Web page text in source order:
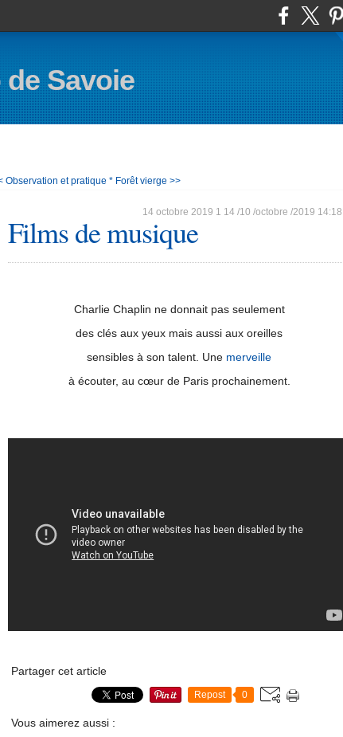
Savoie
Observation et pratique * Forêt vierge >>
14 octobre 2019 1 14 /10 /octobre /2019 14:18
Films de musique
Charlie Chaplin ne donnait pas seulement
des clés aux yeux mais aussi aux oreilles
sensibles à son talent. Une merveille
à écouter, au cœur de Paris prochainement.
Partager cet article
Repost 0
Vous aimerez aussi :